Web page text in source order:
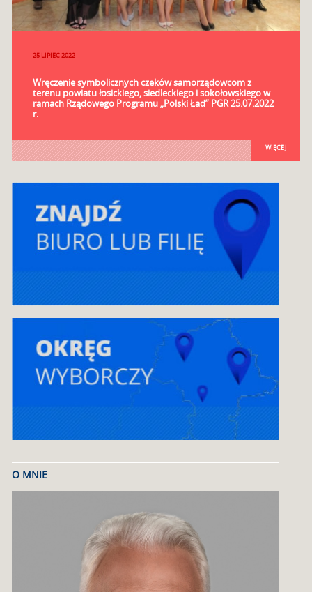
25 LIPIEC 2022
Wręczenie symbolicznych czeków samorządowcom z
terenu powiatu łosickiego, siedleckiego i sokołowskiego w
ramach Rządowego Programu „Polski Ład” PGR 25.07.2022
r.
WIĘCEJ
O MNIE